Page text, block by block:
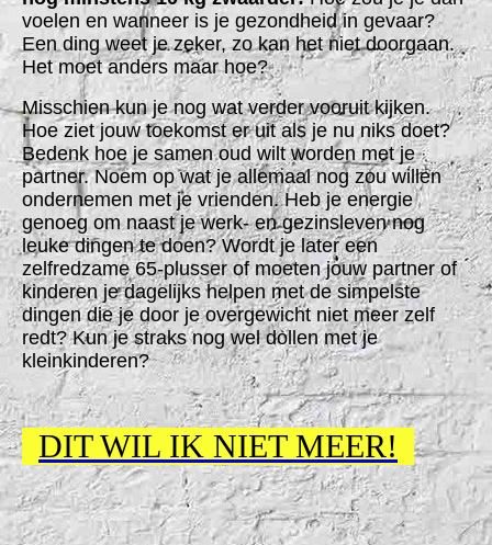
voelen en wanneer is je gezondheid in gevaar?
Een ding weet je zeker, zo kan het niet doorgaan.
Het moet anders maar hoe?
Misschien kun je nog wat verder vooruit kijken.
Hoe ziet jouw toekomst er uit als je nu niks doet?
Bedenk hoe je samen oud wilt worden met je
partner. Noem op wat je allemaal nog zou willen
ondernemen met je vrienden. Heb je energie
genoeg om naast je werk- en gezinsleven nog
leuke dingen te doen? Wordt je later een
zelfredzame 65-plusser of moeten jouw partner of
kinderen je dagelijks helpen met de simpelste
dingen die je door je overgewicht niet meer zelf
redt? Kun je straks nog wel dollen met je
kleinkinderen?
DIT WIL IK NIET MEER!